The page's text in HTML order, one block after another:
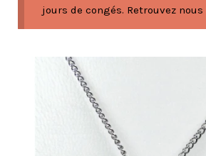
jours de congés. Retrouvez